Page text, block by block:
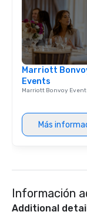
Marriott
Events
Marriott Bonvoy
Más
Información
Additional